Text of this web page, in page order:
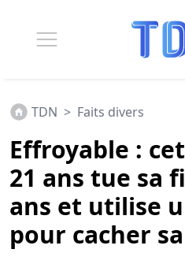
TDN > Faits divers
Effroyable :
21 ans tue sa
ans et utilise
pour cacher